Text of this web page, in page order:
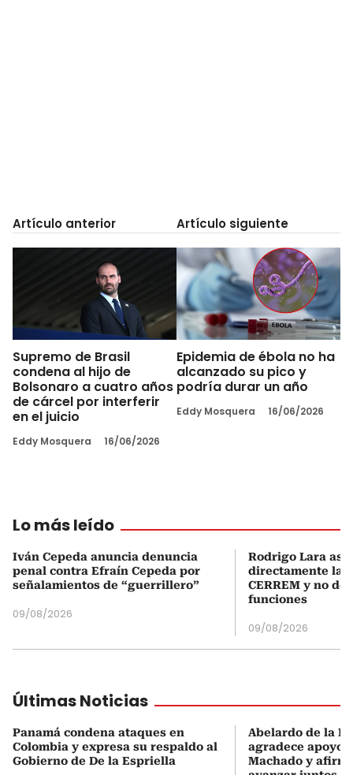
Artículo anterior
Supremo de Brasil
condena al hijo de
Bolsonaro a cuatro años
de cárcel por interferir
en el juicio
Eddy Mosquera 16/06/2026
Artículo siguiente
Epidemia de ébola no ha
alcanzado su pico y
podría durar un año
Eddy Mosquera 16/06/2026
Lo más leído
Iván Cepeda anuncia denuncia
penal contra Efraín Cepeda por
señalamientos de “guerrillero”
09/08/2026
Rodrigo Lara
directamente la
CERREM y no
funciones
09/08/2026
Últimas Noticias
Panamá condena ataques en
Colombia y expresa su respaldo al
Gobierno de De la Espriella
Abelardo de la
agradece apoyo
Machado y